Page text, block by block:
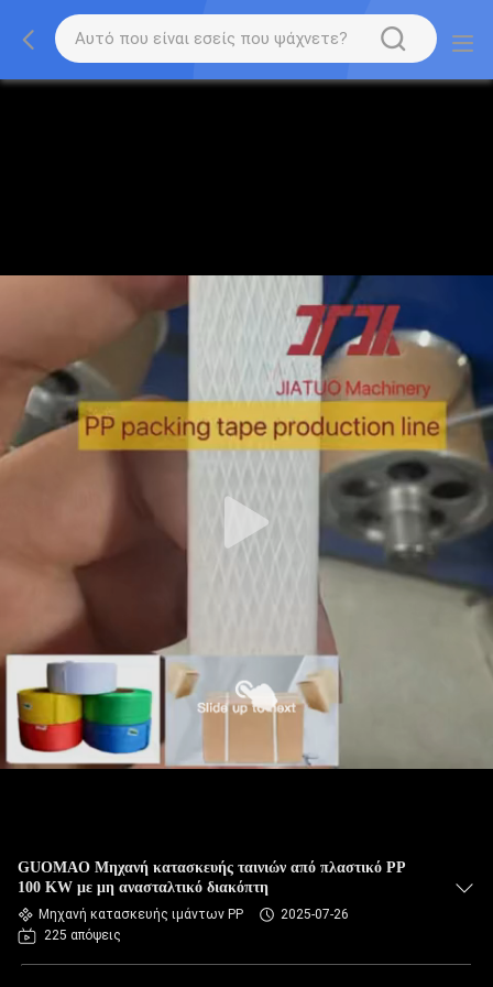
GUOMAO Μηχανή κατασκευής ταινιών από πλαστικό PP
100 KW με μη ανασταλτικό διακόπτη
Μηχανή κατασκευής ιμάντων PP
2025-07-26
225 απόψεις